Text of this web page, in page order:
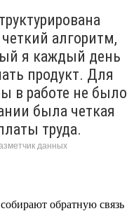
алгоритм,
я каждый день
продукт. Для
в работе не было
была четкая
труда.
данных
собирают обратную связь